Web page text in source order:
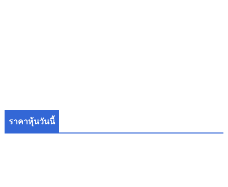
ราคาหุ้นวันนี้